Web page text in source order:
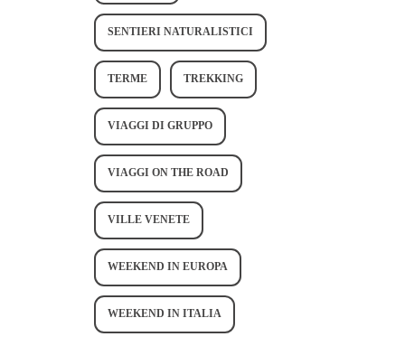
SENTIERI NATURALISTICI
TERME TREKKING
VIAGGI DI GRUPPO
VIAGGI ON THE ROAD
VILLE VENETE
WEEKEND IN EUROPA
WEEKEND IN ITALIA